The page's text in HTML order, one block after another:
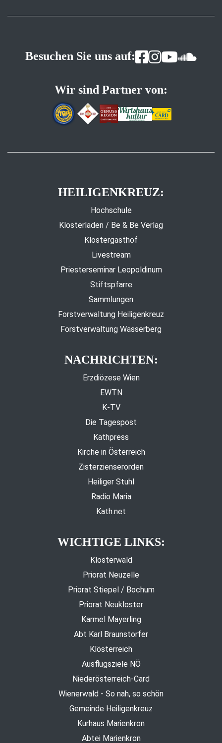
Besuchen Sie uns auf:
Wir sind Partner von:
HEILIGENKREUZ:
Hochschule
Klosterladen / Be & Be Verlag
Klostergasthof
Livestream
Priesterseminar Leopoldinum
Stiftspfarre
Sammlungen
Forstverwaltung Heiligenkreuz
Forstverwaltung Wasserberg
NACHRICHTEN:
Erzdiözese Wien
EWTN
K-TV
Die Tagespost
Kathpress
Kirche in Österreich
Zisterzienserorden
Heiliger Stuhl
Radio Maria
Kath.net
WICHTIGE LINKS:
Klosterwald
Priorat Neuzelle
Priorat Stiepel / Bochum
Priorat Neukloster
Karmel Mayerling
Abt Karl Braunstorfer
Klösterreich
Ausflugsziele NÖ
Niederösterreich-Card
Wienerwald - So nah, so schön
Gemeinde Heiligenkreuz
Kurhaus Marienkron
Abtei Marienkron